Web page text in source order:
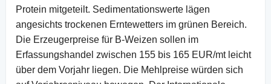
Protein mitgeteilt. Sedimentationswerte lägen
angesichts trockenen Erntewetters im grünen Bereich.
Die Erzeugerpreise für B-Weizen sollen im
Erfassungshandel zwischen 155 bis 165 EUR/mt leicht
über dem Vorjahr liegen. Die Mehlpreise würden sich